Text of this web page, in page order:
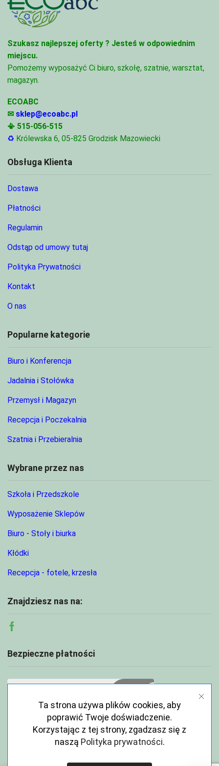
Szukasz najlepszej oferty ? Jesteś w odpowiednim
miejscu.
Pomożemy wyposażyć Ci biuro, szkołę, szatnie, warsztat,
magazyn.
ECOABC
✉ sklep@ecoabc.pl
📳 515-056-515
♻ Królewska 6, 05-825 Grodzisk Mazowiecki
Obsługa Klienta
Dostawa
Płatności
Regulamin
Odstąp od umowy tutaj
Polityka Prywatności
Kontakt
O nas
Popularne kategorie
Biuro i Konferencja
Jadalnia i Stołówka
Przemysł i Magazyn
Recepcja i Poczekalnia
Szatnia i Przebieralnia
Wybrane przez nas
Szkoła i Przedszkole
Wyposażenie Sklepów
Biuro - Stoły i biurka
Kłódki
Recepcja - fotele, krzesła
Znajdziesz nas na:
Facebook
Bezpieczne płatności
Ta strona używa plików cookies, aby
poprawić Twoje doświadczenie.
Korzystając z tej strony, zgadzasz się z
naszą Polityka prywatności.